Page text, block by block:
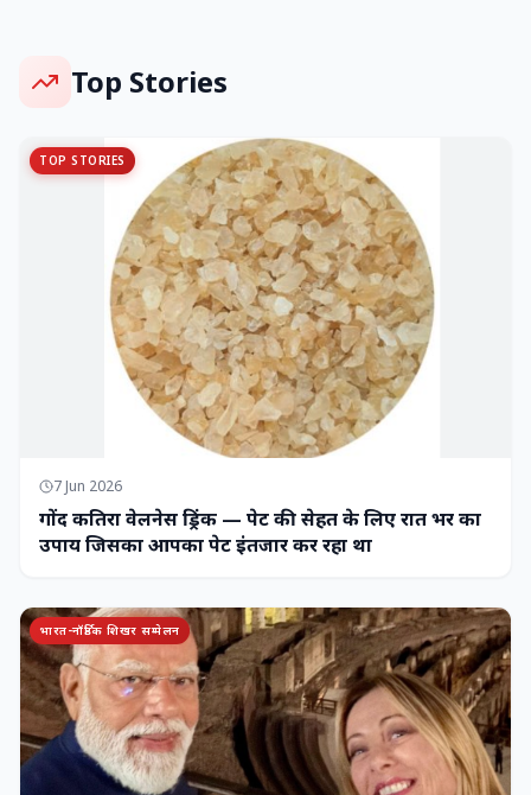
Top Stories
TOP STORIES
7 Jun 2026
गोंद कतिरा वेलनेस ड्रिंक — पेट की सेहत के लिए रात भर का
उपाय जिसका आपका पेट इंतजार कर रहा था
भारत-नॉर्डिक शिखर सम्मेलन